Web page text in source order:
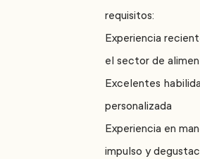
requisitos:
Experiencia
el sector de
Excelentes
personalizada
Experiencia en
impulso y